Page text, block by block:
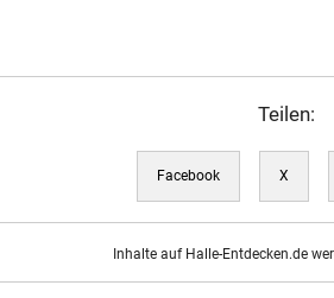
Teilen:
Facebook X
Inhalte auf Halle-Entdecken.de